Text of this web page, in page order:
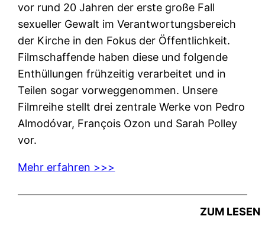
vor rund 20 Jahren der erste große Fall
sexueller Gewalt im Verantwortungsbereich
der Kirche in den Fokus der Öffentlichkeit.
Filmschaffende haben diese und folgende
Enthüllungen frühzeitig verarbeitet und in
Teilen sogar vorweggenommen. Unsere
Filmreihe stellt drei zentrale Werke von Pedro
Almodóvar, François Ozon und Sarah Polley
vor.
Mehr erfahren >>>
ZUM LESEN